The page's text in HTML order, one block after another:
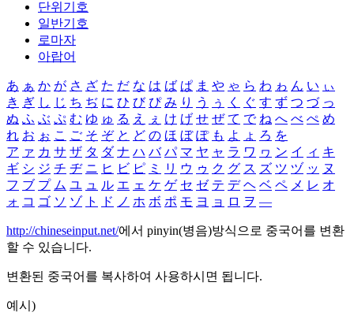
단위기호
일반기호
로마자
아랍어
あ ぁ か が さ ざ た だ な は ば ぱ ま や ゃ ら わ ゎ ん い ぃ
き ぎ し じ ち ぢ に ひ び ぴ み り う ぅ く ぐ す ず つ づ っ
ぬ ふ ぶ ぷ む ゆ ゅ る え ぇ け げ せ ぜ て で ね へ べ ぺ め
れ お ぉ こ ご そ ぞ と ど の ほ ぼ ぽ も よ ょ ろ を
ア ァ カ サ ザ タ ダ ナ ハ バ パ マ ヤ ャ ラ ワ ヮ ン イ ィ キ
ギ シ ジ チ ヂ ニ ヒ ビ ピ ミ リ ウ ゥ ク グ ス ズ ツ ヅ ッ ヌ
フ ブ プ ム ユ ュ ル エ ェ ケ ゲ セ ゼ テ デ ヘ ベ ペ メ レ オ
ォ コ ゴ ソ ゾ ト ド ノ ホ ボ ポ モ ヨ ョ ロ ヲ ―
http://chineseinput.net/에서 pinyin(병음)방식으로 중국어를 변환
할 수 있습니다.
변환된 중국어를 복사하여 사용하시면 됩니다.
예시)